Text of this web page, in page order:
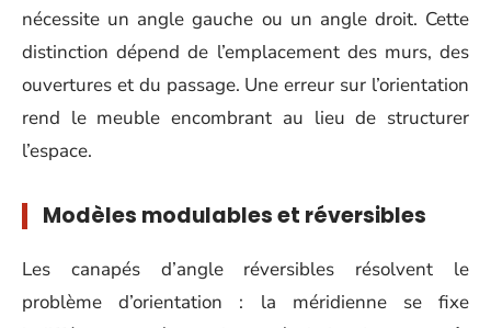
nécessite un angle gauche ou un angle droit. Cette
distinction dépend de l’emplacement des murs, des
ouvertures et du passage. Une erreur sur l’orientation
rend le meuble encombrant au lieu de structurer
l’espace.
Modèles modulables et réversibles
Les canapés d’angle réversibles résolvent le
problème d’orientation : la méridienne se fixe